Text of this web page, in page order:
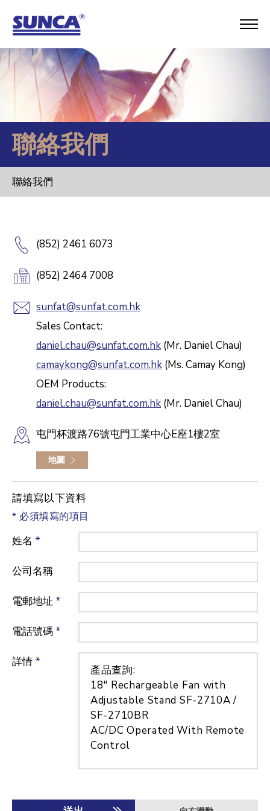
聯絡我們
聯絡我們
(852) 2461 6073
(852) 2464 7008
sunfat@sunfat.com.hk
Sales Contact:
daniel.chau@sunfat.com.hk (Mr. Daniel Chau)
camaykong@sunfat.com.hk (Ms. Camay Kong)
OEM Products:
daniel.chau@sunfat.com.hk (Mr. Daniel Chau)
屯門杯渡路76號屯門工業中心E座1樓2室
地圖
請填寫以下資料
* 必須填寫的項目
姓名 *
公司名稱
電郵地址 *
電話號碼 *
詳情 *